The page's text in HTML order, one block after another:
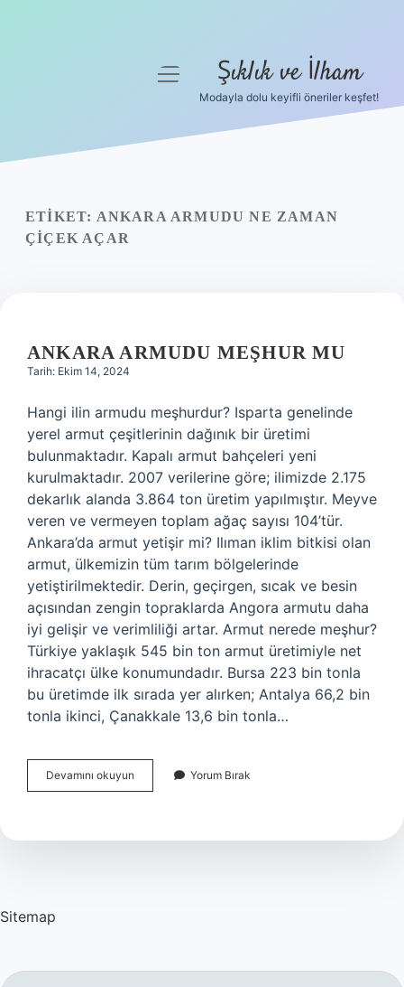
Yasal Uyarı
menüyü
Şıklık ve İlham
Modayla dolu keyifli öneriler keşfet!
ETIKET: ANKARA ARMUDU NE ZAMAN
ÇIÇEK AÇAR
ANKARA ARMUDU MEŞHUR MU
Tarih: Ekim 14, 2024
Hangi ilin armudu meşhurdur? Isparta genelinde
yerel armut çeşitlerinin dağınık bir üretimi
bulunmaktadır. Kapalı armut bahçeleri yeni
kurulmaktadır. 2007 verilerine göre; ilimizde 2.175
dekarlık alanda 3.864 ton üretim yapılmıştır. Meyve
veren ve vermeyen toplam ağaç sayısı 104’tür.
Ankara’da armut yetişir mi? Ilıman iklim bitkisi olan
armut, ülkemizin tüm tarım bölgelerinde
yetiştirilmektedir. Derin, geçirgen, sıcak ve besin
açısından zengin topraklarda Angora armutu daha
iyi gelişir ve verimliliği artar. Armut nerede meşhur?
Türkiye yaklaşık 545 bin ton armut üretimiyle net
ihracatçı ülke konumundadır. Bursa 223 bin tonla
bu üretimde ilk sırada yer alırken; Antalya 66,2 bin
tonla ikinci, Çanakkale 13,6 bin tonla…
Devamını okuyun
Armudu
Yorum Bırak
Sitemap